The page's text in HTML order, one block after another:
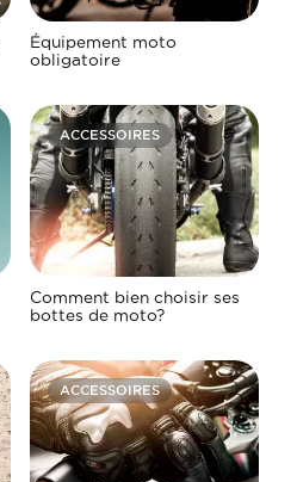
Équipement moto
obligatoire
ACCESSOIRES
Comment bien choisir ses
bottes de moto?
ACCESSOIRES